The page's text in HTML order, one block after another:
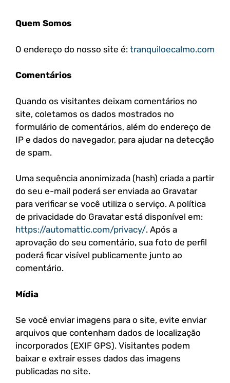
Quem Somos
O endereço do nosso site é: tranquiloecalmo.com
Comentários
Quando os visitantes deixam comentários no
site, coletamos os dados mostrados no
formulário de comentários, além do endereço de
IP e dados do navegador, para ajudar na detecção
de spam.
Uma sequência anonimizada (hash) criada a partir
do seu e-mail poderá ser enviada ao Gravatar
para verificar se você utiliza o serviço. A política
de privacidade do Gravatar está disponível em:
https://automattic.com/privacy/. Após a
aprovação do seu comentário, sua foto de perfil
poderá ficar visível publicamente junto ao
comentário.
Mídia
Se você enviar imagens para o site, evite enviar
arquivos que contenham dados de localização
incorporados (EXIF GPS). Visitantes podem
baixar e extrair esses dados das imagens
publicadas no site.